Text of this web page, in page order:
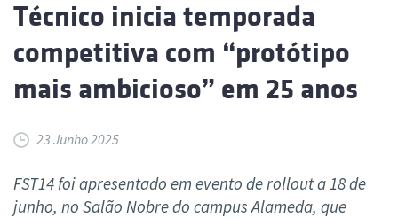
Técnico inicia temporada
competitiva com “protótipo
mais ambicioso” em 25 anos
23 Junho 2025
FST14 foi apresentado em evento de rollout a 18 de
junho, no Salão Nobre do campus Alameda, que